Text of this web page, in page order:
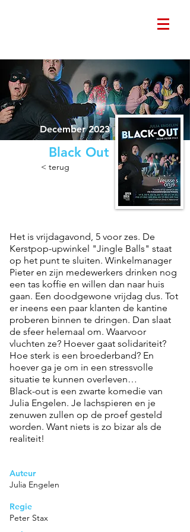
December 2023
Black Out
< terug
Het is vrijdagavond, 5 voor zes. De
Kerstpop-upwinkel "Jingle Balls" staat
op het punt te sluiten. Winkelmanager
Pieter en zijn medewerkers drinken nog
een tas koffie en willen dan naar huis
gaan. Een doodgewone vrijdag dus. Tot
er ineens een paar klanten de kantine
proberen binnen te dringen. Dan slaat
de sfeer helemaal om. Waarvoor
vluchten ze? Hoever gaat solidariteit?
Hoe sterk is een broederband? En
hoever ga je om in een stressvolle
situatie te kunnen overleven…
Black-out is een zwarte komedie van
Julia Engelen. Je lachspieren en je
zenuwen zullen op de proef gesteld
worden. Want niets is zo bizar als de
realiteit!
Auteur
Julia Engelen
Regie
Peter Stax